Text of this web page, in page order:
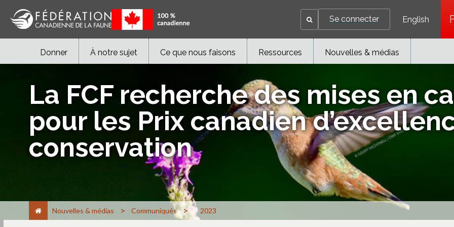
Se connecter English
Donner À notre sujet Ce que nous faisons Ressources Nouvelles & médias
La FCF recherche des mises en
pour les Prix canadien
conservation
Nouvelles & médias > Communiqués > 2023